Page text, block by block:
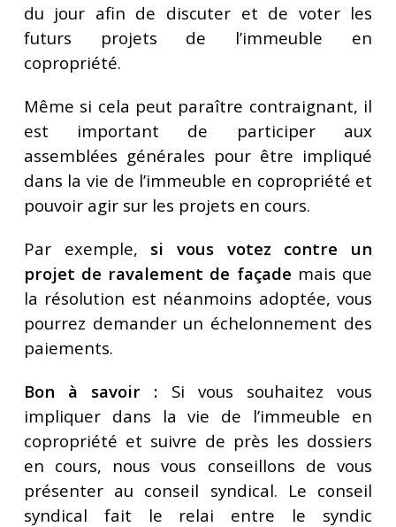
du jour afin de discuter et de voter les
futurs projets de l’immeuble en
copropriété.
Même si cela peut paraître contraignant, il
est important de participer aux
assemblées générales pour être impliqué
dans la vie de l’immeuble en copropriété et
pouvoir agir sur les projets en cours.
Par exemple, si vous votez contre un
projet de ravalement de façade mais que
la résolution est néanmoins adoptée, vous
pourrez demander un échelonnement des
paiements.
Bon à savoir : Si vous souhaitez vous
impliquer dans la vie de l’immeuble en
copropriété et suivre de près les dossiers
en cours, nous vous conseillons de vous
présenter au conseil syndical. Le conseil
syndical fait le relai entre le syndic